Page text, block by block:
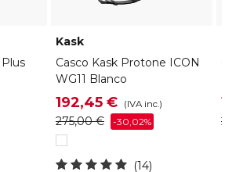
Kask
Casco Kask Protone ICON
WG11 Blanco
192,45 € (IVA inc.)
275,00 € -30,02%
Blanco
(14)